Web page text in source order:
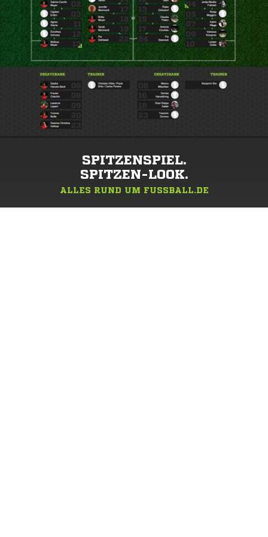
SPITZENSPIEL.
SPITZEN-LOOK.
ALLES RUND UM FUSSBALL.DE